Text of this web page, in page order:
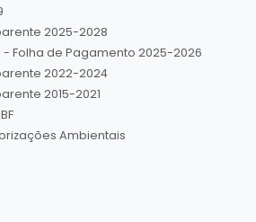
2025-2028
Folha de Pagamento 2025-2026
2022-2024
2015-2021
Ambientais